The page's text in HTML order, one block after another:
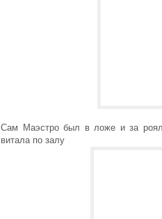
Сам Маэстро был в ложе и за
витала по залу